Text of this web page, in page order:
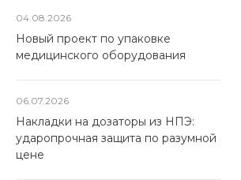
04.08.2026
Новый проект по упаковке
медицинского оборудования
06.07.2026
Накладки на дозаторы из НПЭ:
ударопрочная защита по разумной
цене